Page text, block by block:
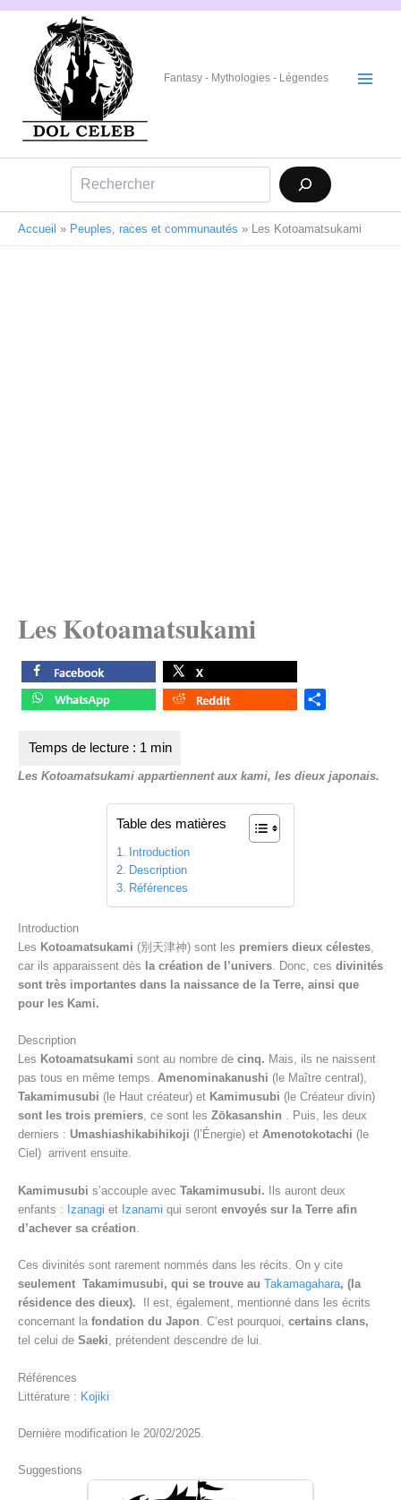
Aller
Fantasy - Mythologies - Légendes
Accueil » Peuples, races et communautés » Les Kotoamatsukami
Les Kotoamatsukami
e
Les Kotoamatsukami appartiennent aux kami, les dieux japonais.
Table des matières
Introduction
Description
Références
Introduction
Les Kotoamatsukami (別天津神) sont les premiers dieux célestes
car ils apparaissent dès la création de l’univers . Donc, ces divinités
sont très importantes dans la naissance de la Terre, ainsi que
pour les Kami.
Description
Les Kotoamatsukami sont au nombre de cinq. Mais, ils ne naissent
pas tous en même temps. Amenominakanushi (le Maître central),
Takamimusubi (le Haut créateur) et Kamimusubi (le Créateur divin)
sont les trois premiers, ce sont les Zōkasanshin . Puis, les deux
derniers : Umashiashikabihikoji (l’Énergie) et Amenotokotachi (le
Ciel) arrivent ensuite.
Kamimusubi s’accouple avec Takamimusubi.
Ils auront deux
enfants : Izanagi et Izanami qui seront envoyés sur la Terre afin
d’achever sa création
Ces divinités sont rarement nommés dans les récits. On y cite
seulement Takamimusubi, qui se trouve au Takamagahara, (la
résidence des dieux).
Il est, également, mentionné dans les écrits
concernant la fondation du Japon. C’est pourquoi, certains clans,
tel celui de Saeki, prétendent descendre de lui.
Références
Littérature : Kojiki
Dernière modification le 20/02/2025.
Suggestions